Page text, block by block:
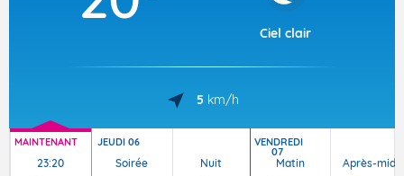
Ciel clair
5 km/h
MAINTENANT
23:20
JEUDI 06
Soirée Nuit
VENDREDI
07
Matin Après-midi